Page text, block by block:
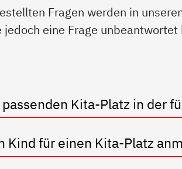
Fragen werden in
eine Frage
Kita-Platz in der
Kind für einen Kita-Platz